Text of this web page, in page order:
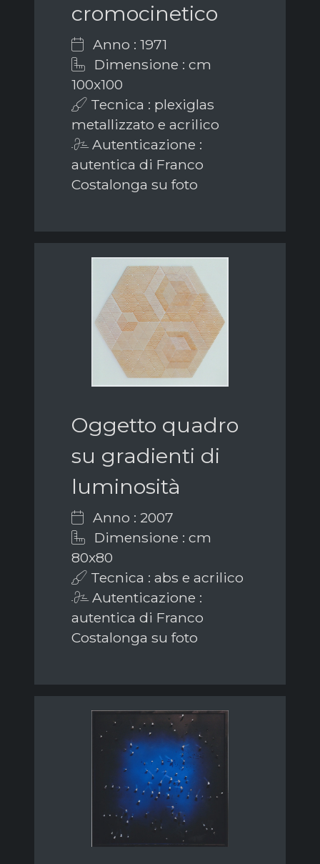
cromocinetico
Anno : 1971
Dimensione : cm
100x100
Tecnica : plexiglas
metallizzato e acrilico
Autenticazione :
autentica di Franco
Costalonga su foto
Oggetto quadro
su gradienti di
luminosità
Anno : 2007
Dimensione : cm
80x80
Tecnica : abs e acrilico
Autenticazione :
autentica di Franco
Costalonga su foto